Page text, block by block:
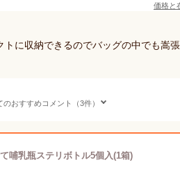
価格と
に収納できるのでバッグの中でも嵩
のおすすめコメント（3件）
哺乳瓶ステリボトル5個入(1箱)